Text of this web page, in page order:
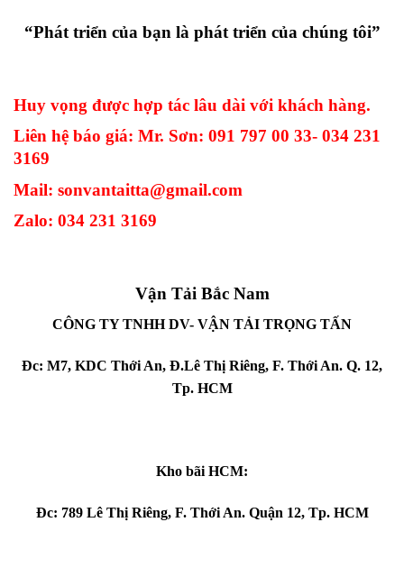
“Phát triển của bạn là phát triển của chúng tôi”
Huy vọng được hợp tác lâu dài với khách hàng.
Liên hệ báo giá: Mr. Sơn: 091 797 00 33- 034 231
3169
Mail: sonvantaitta@gmail.com
Zalo: 034 231 3169
Vận Tải Bắc Nam
CÔNG TY TNHH DV- VẬN TẢI TRỌNG TẤN
Đc: M7, KDC Thới An, Đ.Lê Thị Riêng, F. Thới An. Q. 12,
Tp. HCM
Kho bãi HCM:
Đc: 789 Lê Thị Riêng, F. Thới An. Quận 12, Tp. HCM